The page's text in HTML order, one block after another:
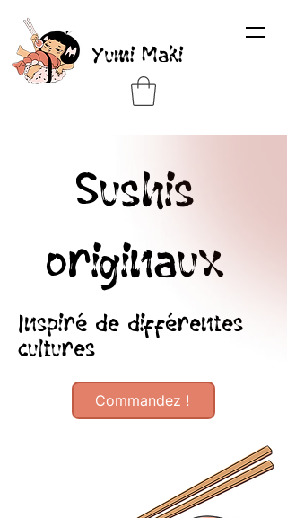
Yumi Maki
Sushis
originaux
Inspiré de différentes
cultures
Commandez !